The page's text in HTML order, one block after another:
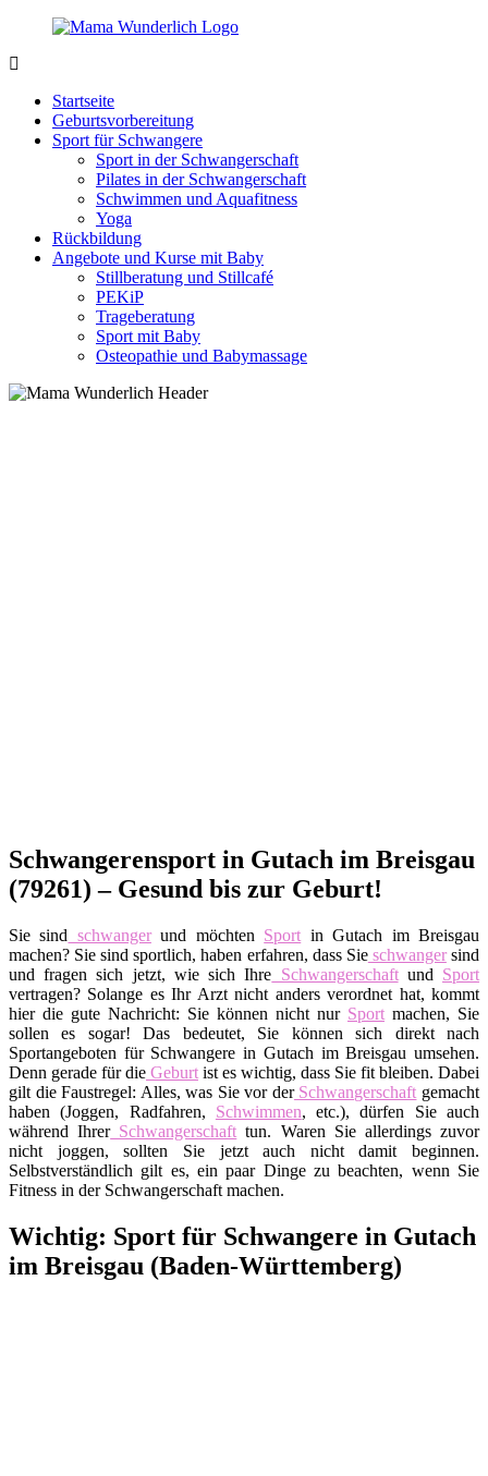
Zurück
Inhalt
sein
wunderbar!
Startseite
Geburtsvorbereitung
Sport für Schwangere
Sport in der Schwangerschaft
Pilates in der Schwangerschaft
Schwimmen und Aquafitness
Yoga
Rückbildung
Angebote und Kurse mit Baby
Stillberatung und Stillcafé
PEKiP
Trageberatung
Sport mit Baby
Osteopathie und Babymassage
Schwangerensport in Gutach im Breisgau
(79261) – Gesund bis zur Geburt!
Sie sind schwangerund möchten Sport in Gutach im Breisgau
machen? Sie sind sportlich, haben erfahren, dass Sieschwangersind
und fragen sich jetzt, wie sich Ihre Schwangerschaftund Sport
vertragen? Solange es Ihr Arzt nicht anders verordnet hat, kommt
hier die gute Nachricht: Sie können nicht nur Sport machen, Sie
sollen es sogar! Das bedeutet, Sie können sich direkt nach
Sportangeboten für Schwangere in Gutach im Breisgau umsehen.
Denn gerade für die Geburt ist es wichtig, dass Sie fit bleiben. Dabei
gilt die Faustregel: Alles, was Sie vor derSchwangerschaft gemacht
haben (Joggen, Radfahren, Schwimmen, etc.), dürfen Sie auch
während IhrerSchwangerschaft tun. Waren Sie allerdings zuvor
nicht joggen, sollten Sie jetzt auch nicht damit beginnen.
Selbstverständlich gilt es, ein paar Dinge zu beachten, wenn Sie
Fitness in der Schwangerschaft machen.
Wichtig: Sport für Schwangere in Gutach
im Breisgau (Baden-Württemberg)